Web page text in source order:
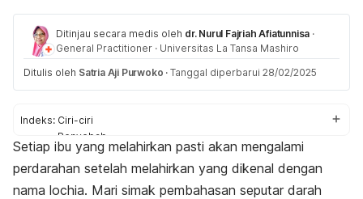
Ditinjau secara medis oleh dr. Nurul Fajriah Afiatunnisa ·
General Practitioner · Universitas La Tansa Mashiro
Ditulis oleh Satria Aji Purwoko · Tanggal diperbarui 28/02/2025
Indeks: Ciri-ciri
Penyebab
Cara mengatasi
Kapan ke dokter?
Setiap ibu yang melahirkan pasti akan mengalami
perdarahan setelah melahirkan yang dikenal dengan
nama lochia. Mari simak pembahasan seputar darah